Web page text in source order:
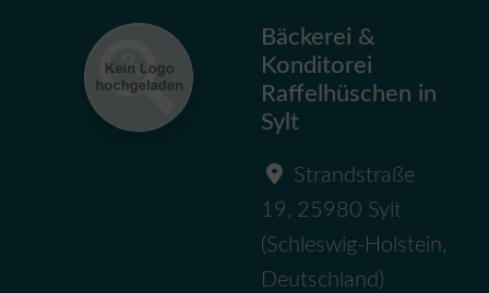
Bäckerei &
Konditorei
Raffelhüschen in
Sylt
Strandstraße
19, 25980 Sylt
(Schleswig-Holstein,
Deutschland )